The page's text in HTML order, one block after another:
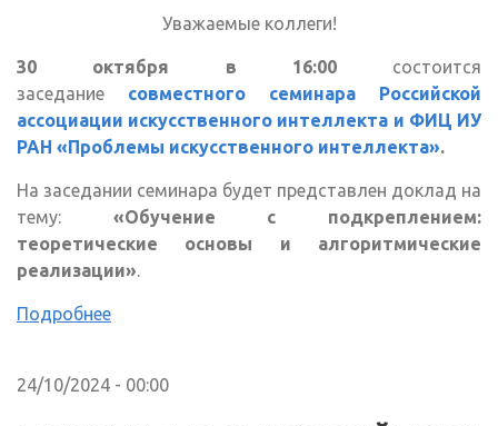
Уважаемые коллеги!
30 октября в 16:00состоится
заседание совместного семинара Российской
ассоциации искусственного интеллекта и ФИЦ ИУ
РАН «Проблемы искусственного интеллекта».
На заседании семинара будет представлен доклад на
тему: «Обучение с подкреплением:
теоретические основы и алгоритмические
реализации».
Подробнее
24/10/2024 - 00:00